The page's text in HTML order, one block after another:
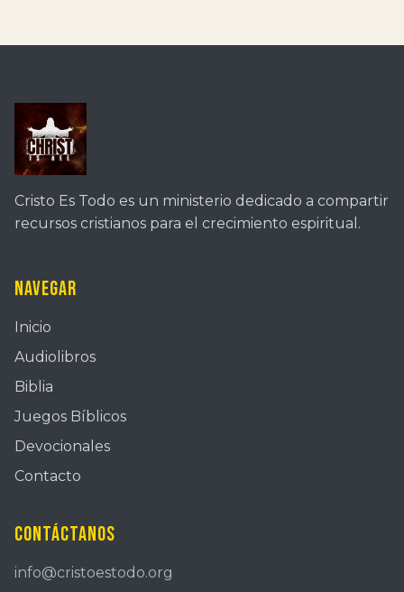
Cristo Es Todo es un ministerio dedicado a compartir
recursos cristianos para el crecimiento espiritual.
Navegar
Inicio
Audiolibros
Biblia
Juegos Bíblicos
Devocionales
Contacto
Contáctanos
info@cristoestodo.org